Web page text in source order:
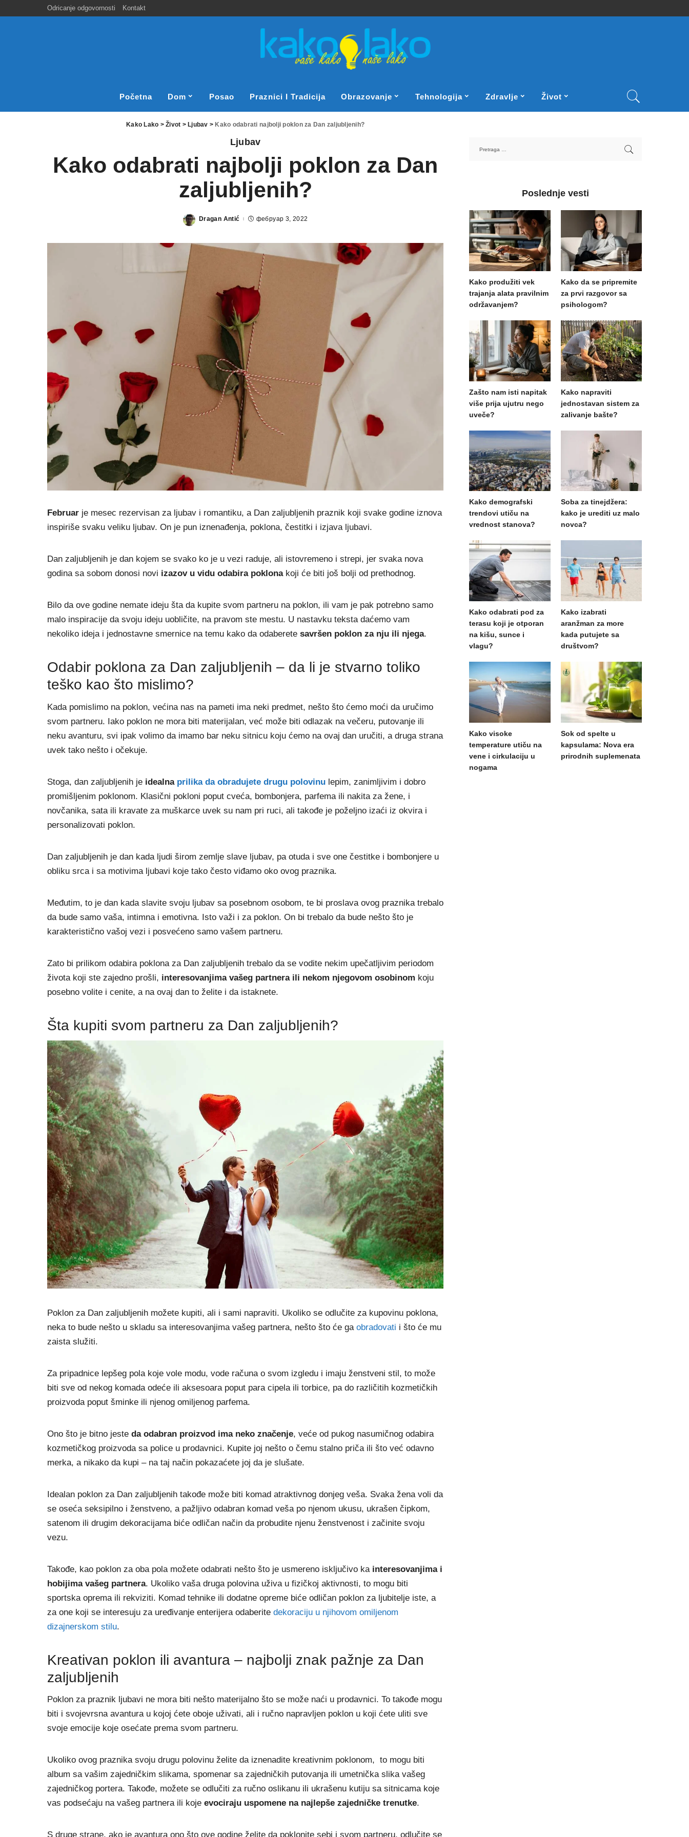
Odricanje odgovornosti Kontakt
Početna Dom Posao Praznici I Tradicija Obrazovanje Tehnologija Zdravlje Život
Kako Lako >Život > Ljubav > Kako odabrati najbolji poklon za Dan zaljubljenih?
Ljubav
Kako odabrati najbolji poklon za Dan
zaljubljenih?
Posted
Dragan Antić фебруар 3, 2022
Februar je mesec rezervisan za ljubav i romantiku, a Dan zaljubljenih praznik koji svake godine iznova
inspiriše svaku veliku ljubav. On je pun iznenađenja, poklona, čestitki i izjava ljubavi.
Dan zaljubljenih je dan kojem se svako ko je u vezi raduje, ali istovremeno i strepi, jer svaka nova
godina sa sobom donosi novi izazov u vidu odabira poklonakoji će biti još bolji od prethodnog.
Bilo da ove godine nemate ideju šta da kupite svom partneru na poklon, ili vam je pak potrebno samo
malo inspiracije da svoju ideju uobličite, na pravom ste mestu. U nastavku teksta daćemo vam
nekoliko ideja i jednostavne smernice na temu kako da odaberete savršen poklon za nju ili njega.
Odabir poklona za Dan zaljubljenih – da li je stvarno toliko
teško kao što mislimo?
Kada pomislimo na poklon, većina nas na pameti ima neki predmet, nešto što ćemo moći da uručimo
svom partneru. Iako poklon ne mora biti materijalan, već može biti odlazak na večeru, putovanje ili
neku avanturu, svi ipak volimo da imamo bar neku sitnicu koju ćemo na ovaj dan uručiti, a druga strana
uvek tako nešto i očekuje.
Stoga, dan zaljubljenih je idealna prilika da obradujete drugu polovinu lepim, zanimljivim i dobro
promišljenim poklonom. Klasični pokloni poput cveća, bombonjera, parfema ili nakita za žene, i
novčanika, sata ili kravate za muškarce uvek su nam pri ruci, ali takođe je poželjno izaći iz okvira i
personalizovati poklon.
Dan zaljubljenih je dan kada ljudi širom zemlje slave ljubav, pa otuda i sve one čestitke i bombonjere u
obliku srca i sa motivima ljubavi koje tako često viđamo oko ovog praznika.
Međutim, to je dan kada slavite svoju ljubav sa posebnom osobom, te bi proslava ovog praznika trebalo
da bude samo vaša, intimna i emotivna. Isto važi i za poklon. On bi trebalo da bude nešto što je
karakteristično vašoj vezi i posvećeno samo vašem partneru.
Zato bi prilikom odabira poklona za Dan zaljubljenih trebalo da se vodite nekim upečatljivim periodom
života koji ste zajedno prošli, interesovanjima vašeg partnera ili nekom njegovom osobinom koju
posebno volite i cenite, a na ovaj dan to želite i da istaknete.
Šta kupiti svom partneru za Dan zaljubljenih?
Poklon za Dan zaljubljenih možete kupiti, ali i sami napraviti. Ukoliko se odlučite za kupovinu poklona,
neka to bude nešto u skladu sa interesovanjima vašeg partnera, nešto što će ga obradovati i što će mu
zaista služiti.
Za pripadnice lepšeg pola koje vole modu, vode računa o svom izgledu i imaju ženstveni stil, to može
biti sve od nekog komada odeće ili aksesoara poput para cipela ili torbice, pa do različitih kozmetičkih
proizvoda poput šminke ili njenog omiljenog parfema.
Ono što je bitno jeste da odabran proizvod ima neko značenje, veće od pukog nasumičnog odabira
kozmetičkog proizvoda sa police u prodavnici. Kupite joj nešto o čemu stalno priča ili što već odavno
merka, a nikako da kupi – na taj način pokazaćete joj da je slušate.
Idealan poklon za Dan zaljubljenih takođe može biti komad atraktivnog donjeg veša. Svaka žena voli da
se oseća seksipilno i ženstveno, a pažljivo odabran komad veša po njenom ukusu, ukrašen čipkom,
satenom ili drugim dekoracijama biće odličan način da probudite njenu ženstvenost i začinite svoju
vezu.
Takođe, kao poklon za oba pola možete odabrati nešto što je usmereno isključivo ka interesovanjima i
hobijima vašeg partnera. Ukoliko vaša druga polovina uživa u fizičkoj aktivnosti, to mogu biti
sportska oprema ili rekviziti. Komad tehnike ili dodatne opreme biće odličan poklon za ljubitelje iste, a
za one koji se interesuju za uređivanje enterijera odaberite dekoraciju u njihovom omiljenom
dizajnerskom stilu.
Kreativan poklon ili avantura – najbolji znak pažnje za Dan
zaljubljenih
Poklon za praznik ljubavi ne mora biti nešto materijalno što se može naći u prodavnici. To takođe mogu
biti i svojevrsna avantura u kojoj ćete oboje uživati, ali i ručno napravljen poklon u koji ćete uliti sve
svoje emocije koje osećate prema svom partneru.
Ukoliko ovog praznika svoju drugu polovinu želite da iznenadite kreativnim poklonom, to mogu biti
album sa vašim zajedničkim slikama, spomenar sa zajedničkih putovanja ili umetnička slika vašeg
zajedničkog portera. Takođe, možete se odlučiti za ručno oslikanu ili ukrašenu kutiju sa sitnicama koje
vas podsećaju na vašeg partnera ili koje evociraju uspomene na najlepše zajedničke trenutke.
S druge strane, ako je avantura ono što ove godine želite da poklonite sebi i svom partneru, odlučite se
Poslednje vesti
Kako produžiti vek
trajanja alata pravilnim
održavanjem?
Kako da se pripremite
za prvi razgovor sa
psihologom?
Zašto nam isti napitak
više prija ujutru nego
uveče?
Kako napraviti
jednostavan sistem za
zalivanje bašte?
Kako demografski
trendovi utiču na
vrednost stanova?
Soba za tinejdžera:
kako je urediti uz malo
novca?
Kako odabrati pod za
terasu koji je otporan
na kišu, sunce i
vlagu?
Kako izabrati
aranžman za more
kada putujete sa
društvom?
Kako visoke
temperature utiču na
vene i cirkulaciju u
nogama
Sok od spelte u
kapsulama: Nova era
prirodnih suplemenata